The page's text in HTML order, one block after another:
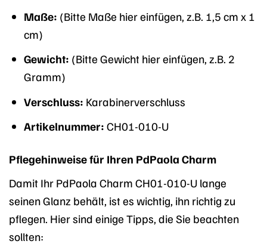
Maße: (Bitte Maße hier einfügen, z.B. 1,5 cm x 1
cm)
Gewicht: (Bitte Gewicht hier einfügen, z.B. 2
Gramm)
Verschluss: Karabinerverschluss
Artikelnummer: CH01-010-U
Pflegehinweise für Ihren PdPaola Charm
Damit Ihr PdPaola Charm CH01-010-U lange
seinen Glanz behält, ist es wichtig, ihn richtig zu
pflegen. Hier sind einige Tipps, die Sie beachten
sollten: